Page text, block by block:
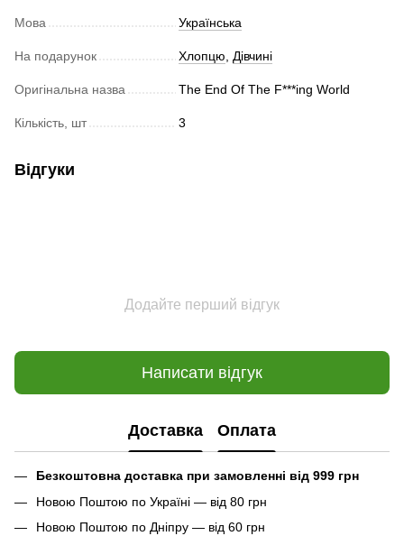
Мова Українська
На подарунок Хлопцю, Дівчині
Оригінальна назва The End Of The F***ing World
Кількість, шт 3
Відгуки
Додайте перший відгук
Написати відгук
Доставка Оплата
Безкоштовна доставка при замовленні від 999 грн
Новою Поштою по Україні — від 80 грн
Новою Поштою по Дніпру — від 60 грн